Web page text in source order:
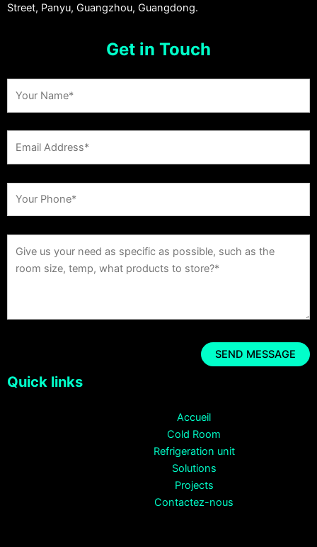
Street, Panyu, Guangzhou, Guangdong.
Get in Touch
Quick links
Accueil
Cold Room
Refrigeration unit
Solutions
Projects
Contactez-nous